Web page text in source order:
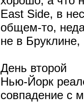
East Side, в
общем-то,
не в
День второй
Нью-Йорк
совпадение с